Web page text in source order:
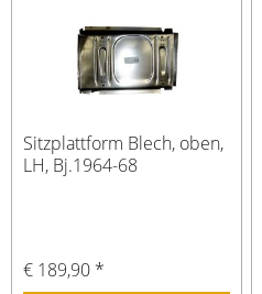
Sitzplattform Blech, oben,
LH, Bj.1964-68
€ 189,90 *